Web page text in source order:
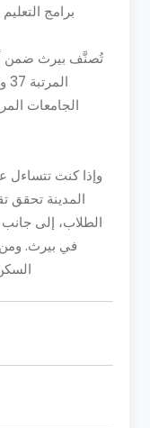
تُصنَّف بيرث ضمن
الجامعات
وإذا كنت
المدينة تحقق
الطلاب، إلى
في بيرث. ومن